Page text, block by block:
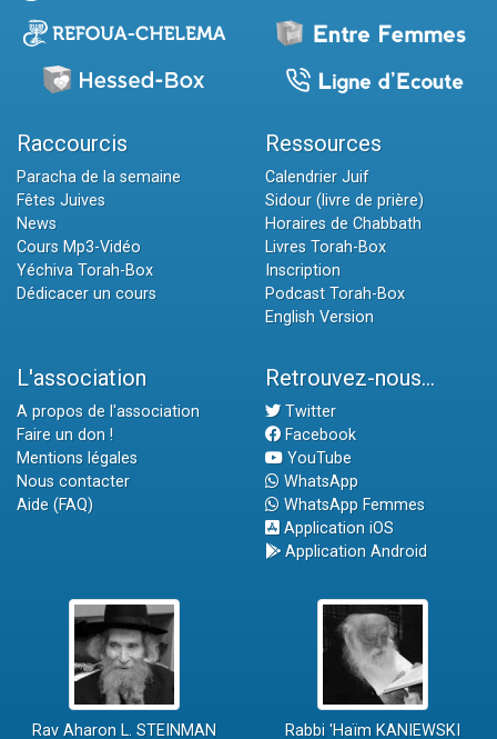
Raccourcis
Paracha de la semaine
Fêtes Juives
News
Cours Mp3-Vidéo
Yéchiva Torah-Box
Dédicacer un cours
Ressources
Calendrier Juif
Sidour (livre de prière)
Horaires de Chabbath
Livres Torah-Box
Inscription
Podcast Torah-Box
English Version
L'association
A propos de l'association
Faire un don !
Mentions légales
Nous contacter
Aide (FAQ)
Retrouvez-nous...
Twitter
Facebook
YouTube
WhatsApp
WhatsApp Femmes
Application iOS
Application Android
Rav Aharon L. STEINMAN Rabbi 'Haïm KANIEWSKI